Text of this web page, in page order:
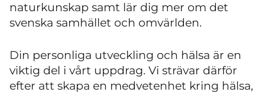
naturkunskap samt lär dig mer om det
svenska samhället och omvärlden.
Din personliga utveckling och hälsa är en
viktig del i vårt uppdrag. Vi strävar därför
efter att skapa en medvetenhet kring hälsa,